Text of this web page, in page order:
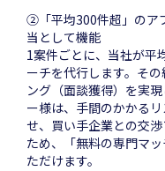
②「平均300件超」のア
当として機能
1案件ごとに、当社が平
ーチを代行します。そ
ング（面談獲得）を実
ー様は、手間のかかる
せ、買い手企業との交
ため、「無料の専門マ
ただけます。